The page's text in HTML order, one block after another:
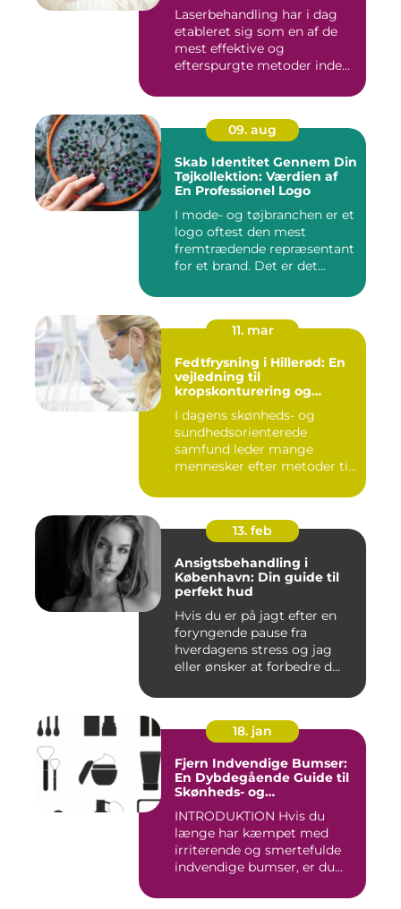
Laserbehandling har i dag
etableret sig som en af de
mest effektive og
efterspurgte metoder inden
09. aug
Skab Identitet Gennem Din
Tøjkollektion: Værdien af
En Professionel Logo
I mode- og tøjbranchen er et
logo oftest den mest
fremtrædende repræsentant
for et brand. Det er det...
11. mar
Fedtfrysning i Hillerød: En
vejledning til
kropskonturering og
I dagens skønheds- og
sundhedsorienterede
samfund leder mange
mennesker efter metoder til
13. feb
Ansigtsbehandling i
København: Din guide til
perfekt hud
Hvis du er på jagt efter en
foryngende pause fra
hverdagens stress og jag
eller ønsker at forbedre d...
18. jan
Fjern Indvendige Bumser:
En Dybdegående Guide til
Skønheds- og
INTRODUKTION Hvis du
længe har kæmpet med
irriterende og smertefulde
indvendige bumser, er du